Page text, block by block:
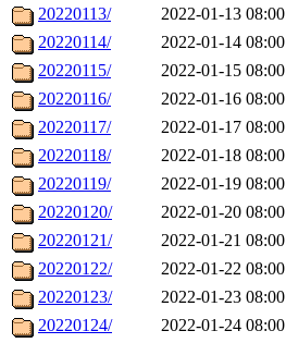
20220113/
2022-01-13 08:00
20220114/
2022-01-14 08:00
20220115/
2022-01-15 08:00
20220116/
2022-01-16 08:00
20220117/
2022-01-17 08:00
20220118/
2022-01-18 08:00
20220119/
2022-01-19 08:00
20220120/
2022-01-20 08:00
20220121/
2022-01-21 08:00
20220122/
2022-01-22 08:00
20220123/
2022-01-23 08:00
20220124/
2022-01-24 08:00